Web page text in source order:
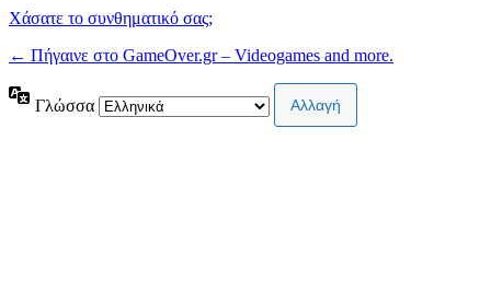
Χάσατε το συνθηματικό σας;
← Πήγαινε στο GameOver.gr – Videogames and more.
Γλώσσα